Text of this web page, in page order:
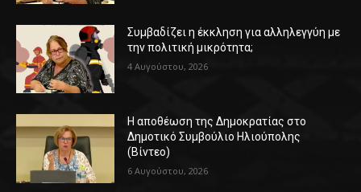
Συμβαδίζει η έκκληση για αλληλεγγύη με
την πολιτική μικρότητα;
4 Αυγούστου, 2026
Η αποθέωση της Δημοκρατίας στο
Δημοτικό Συμβούλιο Ηλιούπολης
(Βίντεο)
6 Αυγούστου, 2026